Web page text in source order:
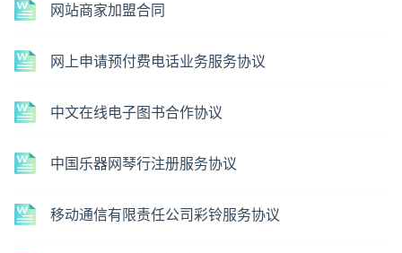
网站商家加盟合同
网上申请预付费电话业务服务协议
中文在线电子图书合作协议
中国乐器网琴行注册服务协议
移动通信有限责任公司彩铃服务协议